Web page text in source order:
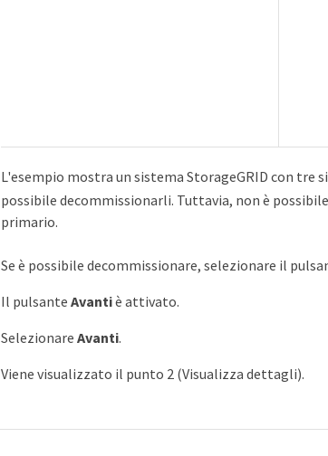
L'esempio mostra un sistema StorageGRID con tre
possibile decommissionarli. Tuttavia, non è
primario.
Se è possibile decommissionare, selezionare il
Il pulsante Avantiè attivato.
Selezionare Avanti.
Viene visualizzato il punto 2 (Visualizza dettagli).